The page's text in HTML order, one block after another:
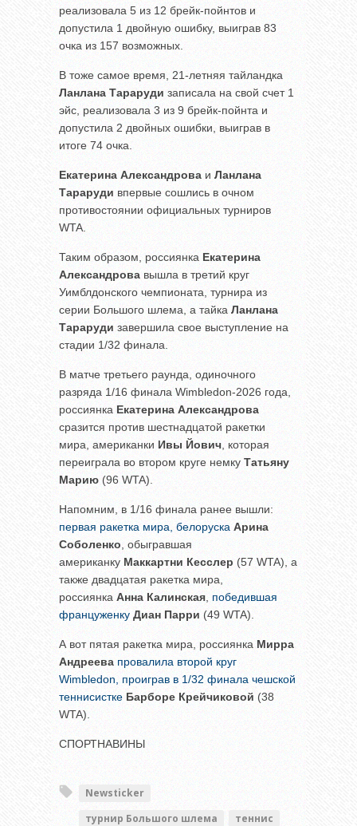
реализовала 5 из 12 брейк-пойнтов и
допустила 1 двойную ошибку, выиграв 83
очка из 157 возможных.
В тоже самое время, 21-летняя тайландка
Ланлана Тараруди записала на свой счет 1
эйс, реализовала 3 из 9 брейк-пойнта и
допустила 2 двойных ошибки, выиграв в
итоге 74 очка.
Екатерина Александрова и Ланлана
Тараруди впервые сошлись в очном
противостоянии официальных турниров
WTA.
Таким образом, россиянка Екатерина
Александрова вышла в третий круг
Уимблдонского чемпионата, турнира из
серии Большого шлема, а тайка Ланлана
Тараруди завершила свое выступление на
стадии 1/32 финала.
В матче третьего раунда, одиночного
разряда 1/16 финала Wimbledon-2026 года,
россиянка Екатерина Александрова
сразится против шестнадцатой ракетки
мира, американки Ивы Йович , которая
переиграла во втором круге немку Татьяну
Марию (96 WTA).
Напомним, в 1/16 финала ранее вышли:
первая ракетка мира, белоруска Арина
Соболенко , обыгравшая
американку Маккартни Кесслер (57 WTA), а
также двадцатая ракетка мира,
россиянка Анна Калинская победившая
француженку Диан Парри (49 WTA).
А вот пятая ракетка мира, россиянка Мирра
Андреева провалила второй круг
Wimbledon, проиграв в 1/32 финала чешской
теннисистке Барборе Крейчиковой (38
WTA).
СПОРТНАВИНЫ
Newsticker
турнир Большого шлема
теннис